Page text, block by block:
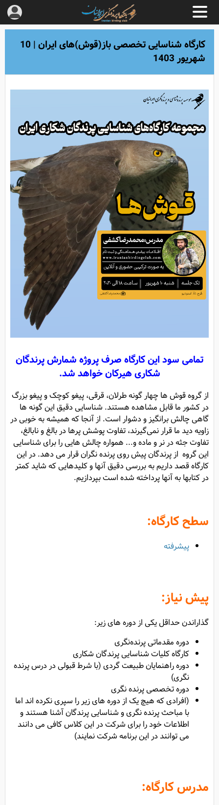
کارگاه شناسایی تخصصی باز(قوش)های ایران | 10
شهریور 1403
تمامی سود این کارگاه صرف پروژه شمارش پرندگان
شکاری هیرکان خواهد شد.
از گروه قوش ها چهار گونه طرلان، قرقی، پیغو کوچک و پیغو بزرگ
در کشور ما قابل مشاهده هستند. شناسایی دقیق این گونه ها
گاهی چالش برانگیز و دشوار است. از آنجا که همیشه به خوبی در
زاویه دید ما قرار نمی‌گیرند، تفاوت پوشش پرها در بالغ و نابالغ،
تفاوت جثه در نر و ماده و... همواره چالش هایی را برای شناسایی
این گروه از پرندگان پیش روی پرنده نگران قرار می دهد. در این
کارگاه قصد داریم به بررسی دقیق آنها و کلیدهایی که شاید کمتر
در کتابها به آنها پرداخته شده است بپردازیم.
سطح کارگاه:
پیشرفته
پیش نیاز:
گذاراندن حداقل یکی از دوره های زیر:
دوره مقدماتی پرنده‌نگری
کارگاه کلیات شناسایی پرندگان شکاری
دوره راهنمایان طبیعت گردی (با شرط قبولی در درس پرنده
نگری)
دوره تخصصی پرنده نگری
(افرادی که هیچ یک از دوره های زیر را سپری نکرده اند اما
با مباحث پرنده نگری و شناسایی پرندگان آشنا هستند و
اطلاعات خود را برای شرکت در این کلاس کافی می دانند
می توانند در این برنامه شرکت نمایند)
مدرس کارگاه: